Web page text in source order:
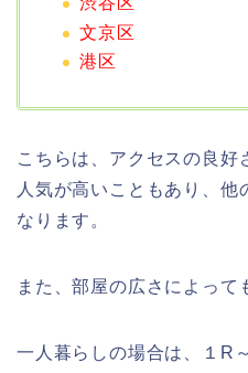
文京区
港区
こちらは、アクセスの良好
人気が高いこともあり、他
なります。
また、部屋の広さによって
一人暮らしの場合は、１R